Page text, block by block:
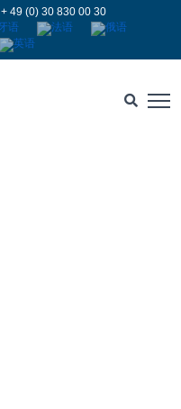
+ 49 (0) 30 830 00 30